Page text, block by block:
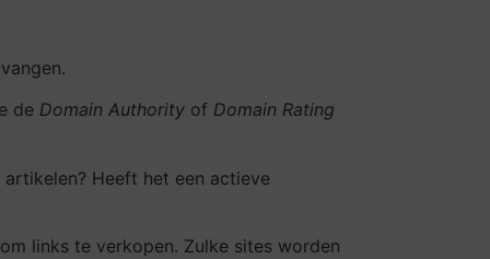
de Domain Authority of Domain Rating
Heeft het een actieve
links te verkopen. Zulke sites worden